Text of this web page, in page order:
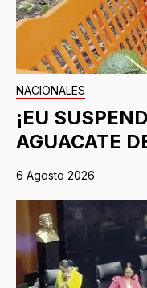
NACIONALES
¡EU
AGUACATE
6 Agosto 2026